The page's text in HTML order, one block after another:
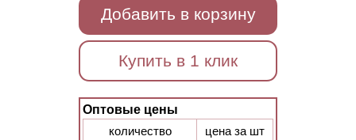
Добавить в корзину
Купить в 1 клик
Оптовые цены
количество
цена за шт